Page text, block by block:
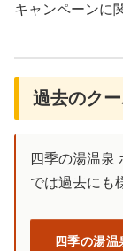
キャンペーンに
過去のク
四季の湯温泉
では過去にも
四季の湯